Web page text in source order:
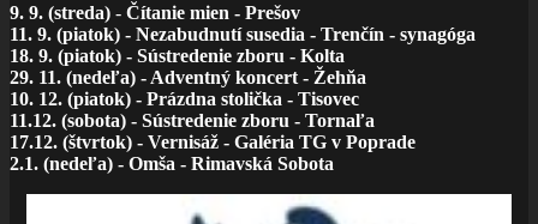
9. 9. (streda) - Čítanie mien - Prešov
11. 9. (piatok) - Nezabudnutí susedia - Trenčín - synagóga
18. 9. (piatok) - Sústredenie zboru - Kolta
29. 11. (nedeľa) - Adventný koncert - Žehňa
10. 12. (piatok) - Prázdna stolička - Tisovec
11.12. (sobota) - Sústredenie zboru - Tornaľa
17.12. (štvrtok) - Vernisáž - Galéria TG v Poprade
2.1. (nedeľa) - Omša - Rimavská Sobota